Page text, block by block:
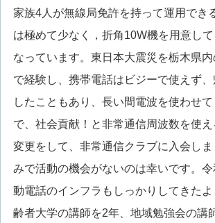
家族4人が無線局免許を持って運用でき
は極めて少なく，折角10W機を用意し
なっています。東日本大震災を栃木県
で経験し、携帯電話はビジーで使えず
したこともあり、長い間電波を使わせ
で、社会貢献！と非常通信周波数を使
変更をして、非常通信クラブに入会し
みで活動の機会がないのは幸いです。
動電話のインフラもしっかりしてきた
齢者大学の講師を2年、地域勉強会の講